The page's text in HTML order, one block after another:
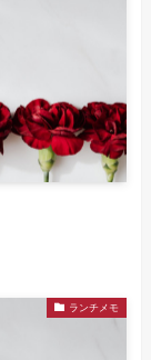
ランチメモ